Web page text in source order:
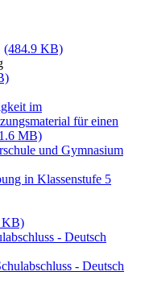
(484.9 KB)
im
für einen
MB)
und Gymnasium
in Klassenstufe 5
KB)
- Deutsch
- Deutsch